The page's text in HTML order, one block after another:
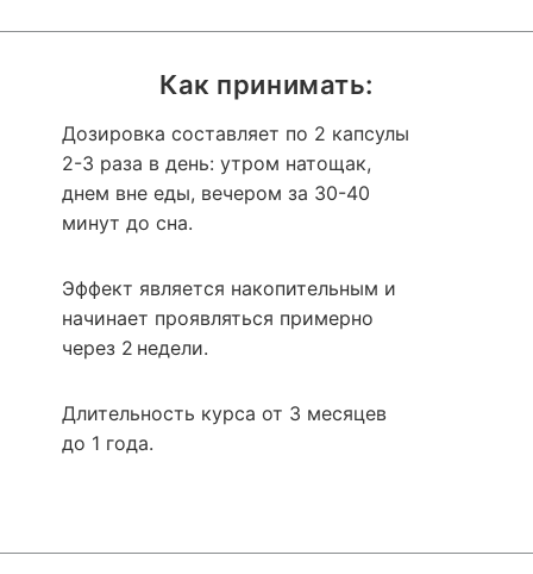
Как принимать:
Дозировка составляет по 2 капсулы
2-3 раза в день: утром натощак,
днем вне еды, вечером за 30-40
минут до сна.
Эффект является накопительным и
начинает проявляться примерно
через 2 недели.
Длительность курса от 3 месяцев
до 1 года.